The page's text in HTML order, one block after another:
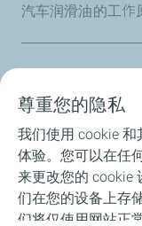
汽车润滑油的工作
产品介绍
ANAC润滑油分
养护知识
尊重您的隐私
我们使用 cookie
体验。您可以在任
来更改您的 cookie
们在您的设备上存
们将仅使用网站正